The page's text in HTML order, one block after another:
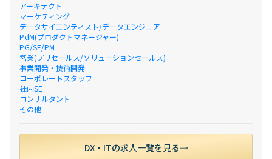
アーキテクト
マーケティング
データサイエンティスト/データエンジニア
PdM(プロダクトマネージャー)
PG/SE/PM
営業(プリセールス/ソリューションセールス)
事業開発・技術開発
コーポレートスタッフ
社内SE
コンサルタント
その他
DX・ITの求人一覧を見る